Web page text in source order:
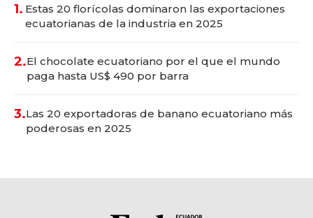
1. Estas 20 florícolas dominaron las exportaciones
ecuatorianas de la industria en 2025
2.El chocolate ecuatoriano por el que el mundo
paga hasta US$ 490 por barra
3.Las 20 exportadoras de banano ecuatoriano más
poderosas en 2025